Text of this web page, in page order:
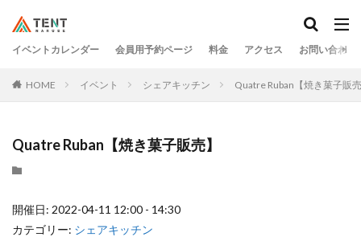
イベントカレンダー 会員用予約ページ 料金 アクセス お問い合わせ
HOME イベント シェアキッチン Quatre Ruban【焼き菓子販
Quatre Ruban【焼き菓子販売】
開催日: 2022-04-11 12:00 - 14:30
カテゴリー: シェアキッチン